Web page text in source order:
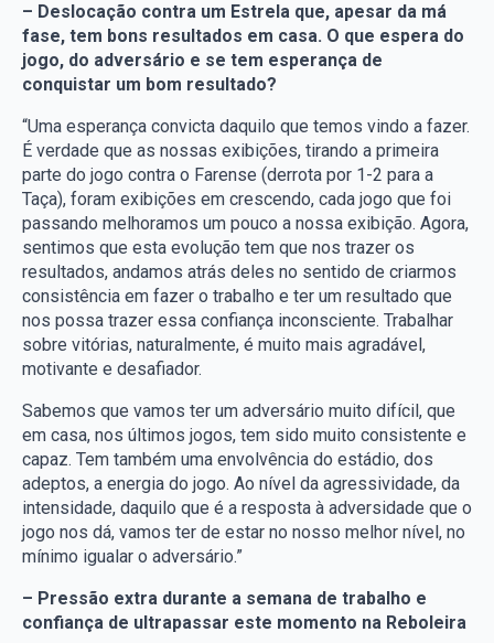
– Deslocação contra um Estrela que, apesar da má
fase, tem bons resultados em casa. O que espera do
jogo, do adversário e se tem esperança de
conquistar um bom resultado?
“Uma esperança convicta daquilo que temos vindo a fazer.
É verdade que as nossas exibições, tirando a primeira
parte do jogo contra o Farense (derrota por 1-2 para a
Taça), foram exibições em crescendo, cada jogo que foi
passando melhoramos um pouco a nossa exibição. Agora,
sentimos que esta evolução tem que nos trazer os
resultados, andamos atrás deles no sentido de criarmos
consistência em fazer o trabalho e ter um resultado que
nos possa trazer essa confiança inconsciente. Trabalhar
sobre vitórias, naturalmente, é muito mais agradável,
motivante e desafiador.
Sabemos que vamos ter um adversário muito difícil, que
em casa, nos últimos jogos, tem sido muito consistente e
capaz. Tem também uma envolvência do estádio, dos
adeptos, a energia do jogo. Ao nível da agressividade, da
intensidade, daquilo que é a resposta à adversidade que o
jogo nos dá, vamos ter de estar no nosso melhor nível, no
mínimo igualar o adversário.”
– Pressão extra durante a semana de trabalho e
confiança de ultrapassar este momento na Reboleira